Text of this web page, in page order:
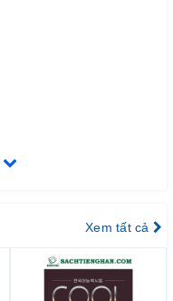
Xem tất cả